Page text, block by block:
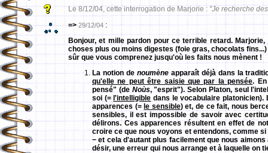
Le 8/12/04, cette interrogation de Marjorie : "Je recherche
=> 29/12/04 :
Bonjour, et mille pardon pour ce terrible retard. Marjorie,
choses plus ou moins digestes (foie gras, chocolats
sûr que vous comprenez jusqu'où les faits nous mènent !
La notion de noumèneapparaît déjà dans la
qu'elle ne peut être saisie que par la pensée.
pensé" (de Noùs, "esprit"). Selon Platon, seul
soi (= l'intelligible dans le vocabulaire platonicien).
apparences (= le sensible) et, de ce fait, nous
sensibles, il est impossible de savoir avec
délirons. Ces apparences résultent en effet de
croire ce que nous voyons et entendons, comme
− et cela d'autant plus facilement que nous
désir, une erreur qui nous arrange et à laquelle on